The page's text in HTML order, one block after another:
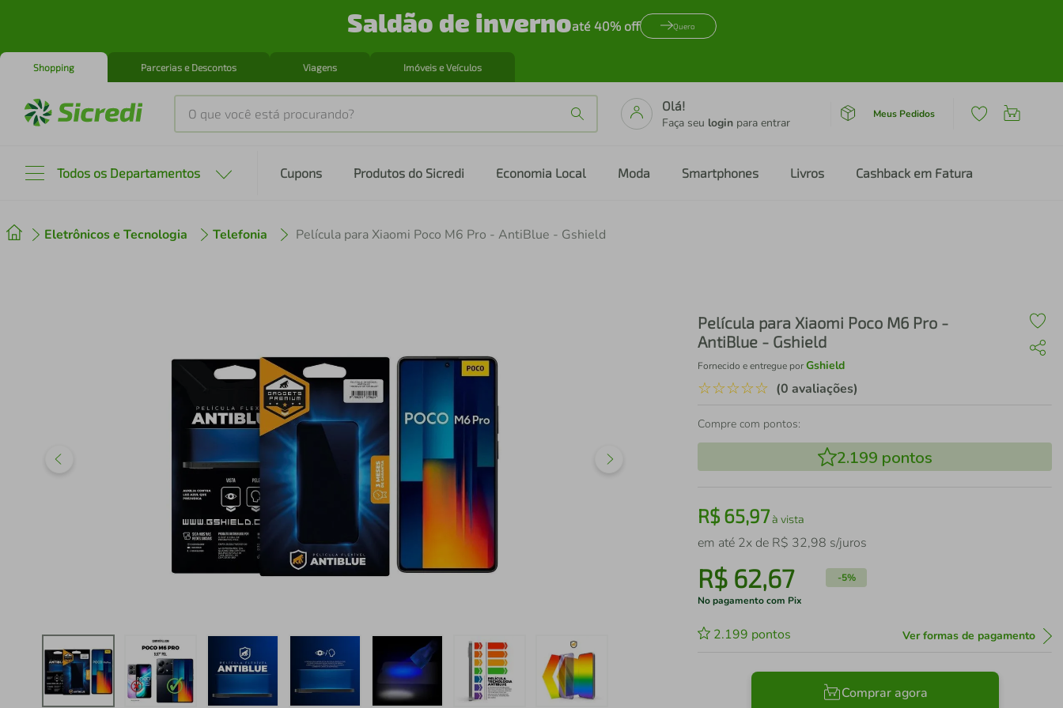
Saldão de invernoaté 40% off Quero
Shopping Parcerias e Descontos Viagens Imóveis e Veículos
O que você está procurando?
Olá!
Faça seu login para entrar
Meus Pedidos
Todos os Departamentos Cupons Produtos do Sicredi Economia Local Moda Smartphones Livros Cashback em Fatura
Eletrônicos e Tecnologia Telefonia Película para Xiaomi Poco M6 Pro - AntiBlue - Gshield
Película para Xiaomi Poco M6 Pro -
AntiBlue - Gshield
Fornecido e entregue porGshield
☆☆☆☆☆ (0 avaliações)
Compre com pontos:
2.199 pontos
R$65,97à vista
em até 2x de R$ 32,98 s/juros
R$ 62,67 -5%
No pagamento com Pix
2.199 pontos Ver formas de pagamento
Comprar agora
2º cafeteira
iphone